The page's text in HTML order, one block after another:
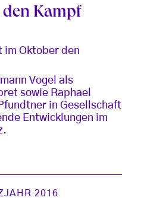
Kampf
im Oktober den
Vogel als
sowie Raphael
in Gesellschaft
Entwicklungen im
2016